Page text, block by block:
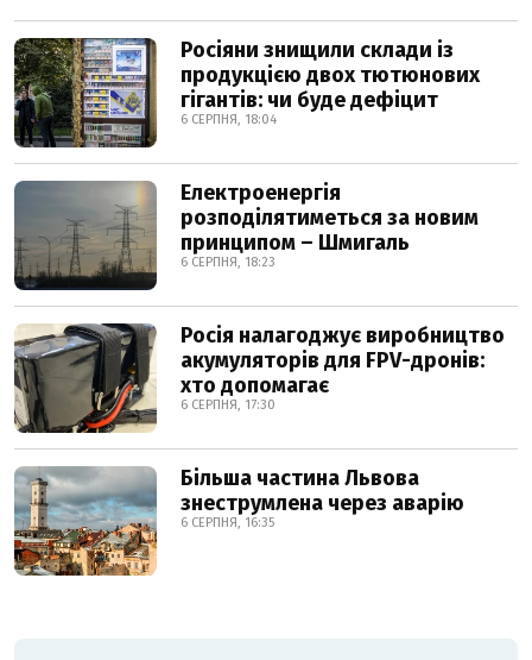
Росіяни знищили склади із
продукцією двох тютюнових
гігантів: чи буде дефіцит
6 СЕРПНЯ, 18:04
Електроенергія
розподілятиметься за новим
принципом – Шмигаль
6 СЕРПНЯ, 18:23
Росія налагоджує виробництво
акумуляторів для FPV-дронів:
хто допомагає
6 СЕРПНЯ, 17:30
Більша частина Львова
знеструмлена через аварію
6 СЕРПНЯ, 16:35